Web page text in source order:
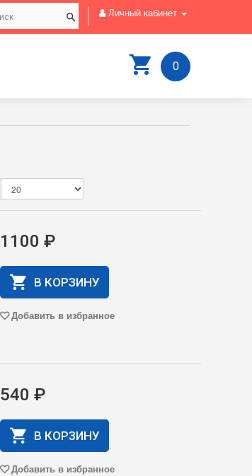
Личный кабинет
0
1100 ₽
В КОРЗИНУ
Добавить в избранное
540 ₽
В КОРЗИНУ
Добавить в избранное